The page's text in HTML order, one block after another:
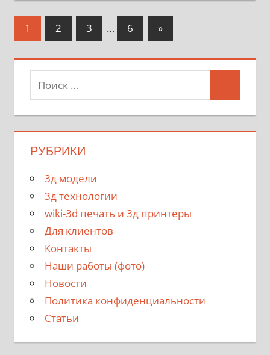
1 2 3 … 6 »
РУБРИКИ
3д модели
3д технологии
wiki-3d печать и 3д принтеры
Для клиентов
Контакты
Наши работы (фото)
Новости
Политика конфиденциальности
Статьи